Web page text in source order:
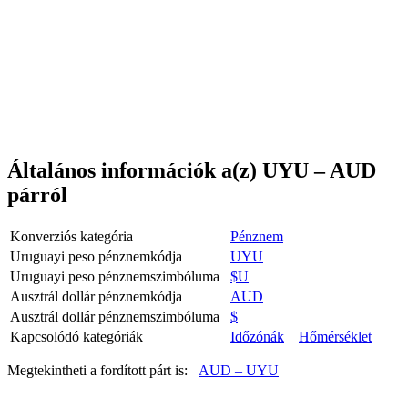
Általános információk a(z) UYU – AUD
párról
Konverziós kategória
Pénznem
Uruguayi peso pénznemkódja
UYU
Uruguayi peso pénznemszimbóluma
$U
Ausztrál dollár pénznemkódja
AUD
Ausztrál dollár pénznemszimbóluma
$
Kapcsolódó kategóriák
Időzónák Hőmérséklet
Megtekintheti a fordított párt is: AUD – UYU